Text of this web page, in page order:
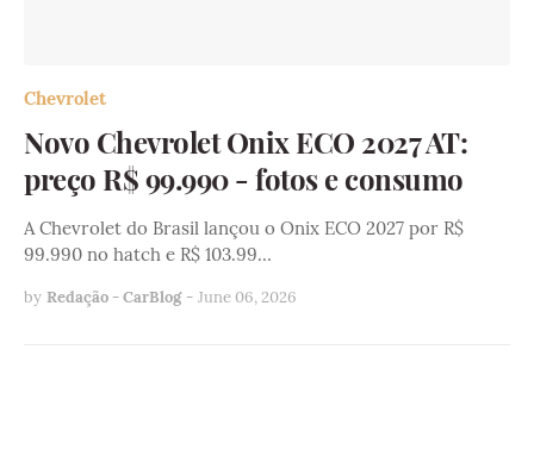
Chevrolet
Novo Chevrolet Onix ECO 2027 AT:
preço R$ 99.990 - fotos e consumo
A Chevrolet do Brasil lançou o Onix ECO 2027 por R$
99.990 no hatch e R$ 103.99…
by Redação - CarBlog - June 06, 2026